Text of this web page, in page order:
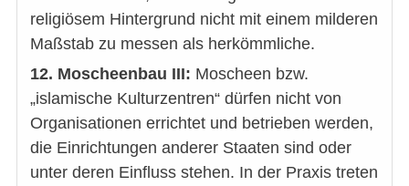
religiösem Hintergrund nicht mit einem milderen
Maßstab zu messen als herkömmliche.
12. Moscheenbau III: Moscheen bzw.
„islamische Kulturzentren“ dürfen nicht von
Organisationen errichtet und betrieben werden,
die Einrichtungen anderer Staaten sind oder
unter deren Einfluss stehen. In der Praxis treten